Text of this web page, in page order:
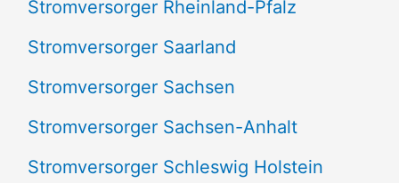
Stromversorger Rheinland-Pfalz
Stromversorger Saarland
Stromversorger Sachsen
Stromversorger Sachsen-Anhalt
Stromversorger Schleswig Holstein